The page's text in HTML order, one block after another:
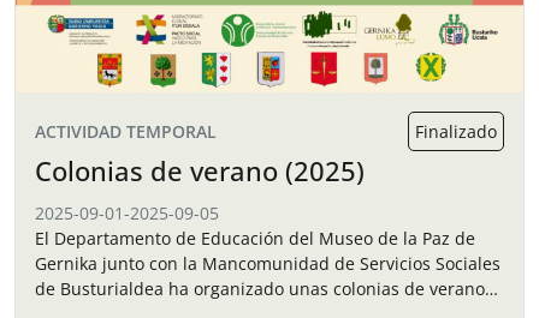
ACTIVIDAD TEMPORAL Finalizado
Colonias de verano (2025)
2025-09-01-2025-09-05
El Departamento de Educación del Museo de la Paz de
Gernika junto con la Mancomunidad de Servicios Sociales
de Busturialdea ha organizado unas colonias de verano